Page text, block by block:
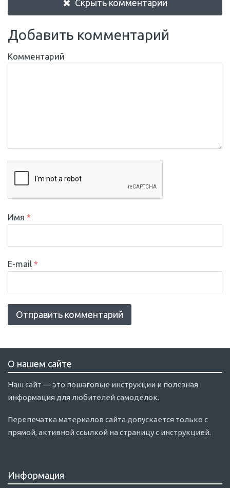
Скрыть комментарии
Добавить комментарий
Комментарий
Имя *
E-mail *
О нашем сайте
Наш сайт — это пошаговые инструкции и полезная
информация для любителей самоделок.
Перепечатка материалов сайта допускается только с
прямой, активной ссылкой на страницу с инструкцией.
Информация